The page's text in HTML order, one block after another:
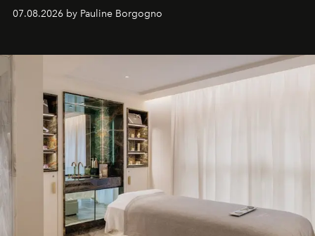
générationnel.
07.08.2026 by Pauline Borgogno